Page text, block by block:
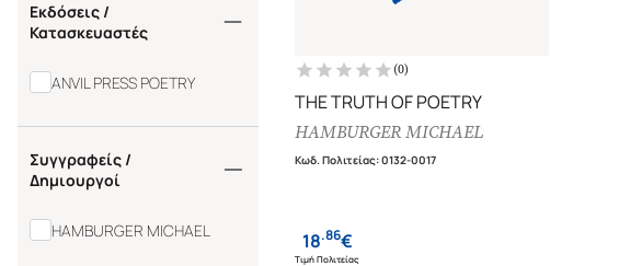
Εκδόσεις /
Κατασκευαστές
ANVIL PRESS POETRY
Συγγραφείς /
Δημιουργοί
HAMBURGER MICHAEL
(0)
THE TRUTH OF POETRY
HAMBURGER MICHAEL
Κωδ. Πολιτείας:0132-0017
18.86€
Τιμή Πολιτείας